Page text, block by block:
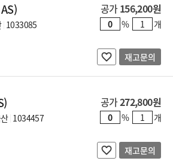
1033085
공가156,200원
% 개
재고문의
1034457
공가272,800원
% 개
재고문의